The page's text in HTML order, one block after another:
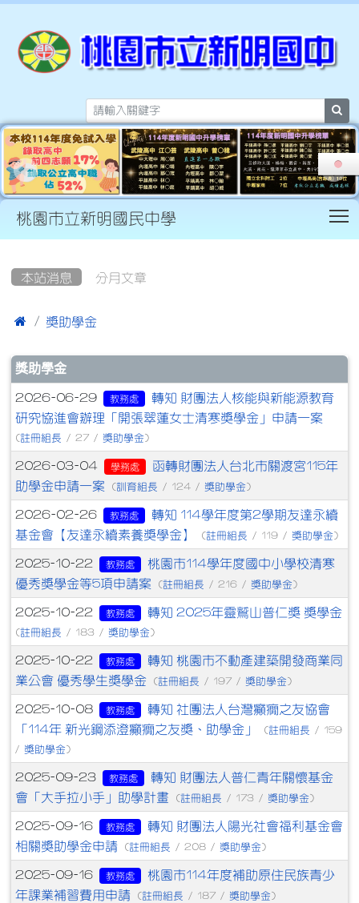
桃園市立新明國民中學
本站消息 分月文章
 獎助學金
文章列表
獎助學金
2026-06-29 教務處
轉知 財團法人核能與新能源教育
研究協進會辦理「開張翠蓮女士清寒獎學金」申請一案
(註冊組長 / 27 / 獎助學金 )
2026-03-04 學務處
函轉財團法人台北市關渡宮115年
助學金申請一案
(訓育組長 / 124 / 獎助學金 )
2026-02-26 教務處
轉知 114學年度第2學期友達永續
基金會【友達永續素養獎學金】
(註冊組長 / 119 / 獎助學金 )
2025-10-22 教務處
桃園市114學年度國中小學校清寒
優秀獎學金等5項申請案
(註冊組長 / 216 / 獎助學金 )
2025-10-22 教務處 轉知 2025年靈鷲山普仁獎 獎學金
(註冊組長 / 183 / 獎助學金 )
2025-10-22 教務處
轉知 桃園市不動產建築開發商業同
業公會 優秀學生獎學金
(註冊組長 / 197 / 獎助學金 )
2025-10-08 教務處
轉知 社團法人台灣癲癇之友協會
「114年 新光鋼添澄癲癇之友獎、助學金」
(註冊組長 / 159
/ 獎助學金 )
2025-09-23 教務處
轉知 財團法人普仁青年關懷基金
會「大手拉小手」助學計畫
(註冊組長 / 173 / 獎助學金 )
2025-09-16 教務處
轉知 財團法人陽光社會福利基金會
相關獎助學金申請
(註冊組長 / 208 / 獎助學金 )
2025-09-16 教務處
桃園市114年度補助原住民族青少
年課業補習費用申請
(註冊組長 / 187 / 獎助學金 )